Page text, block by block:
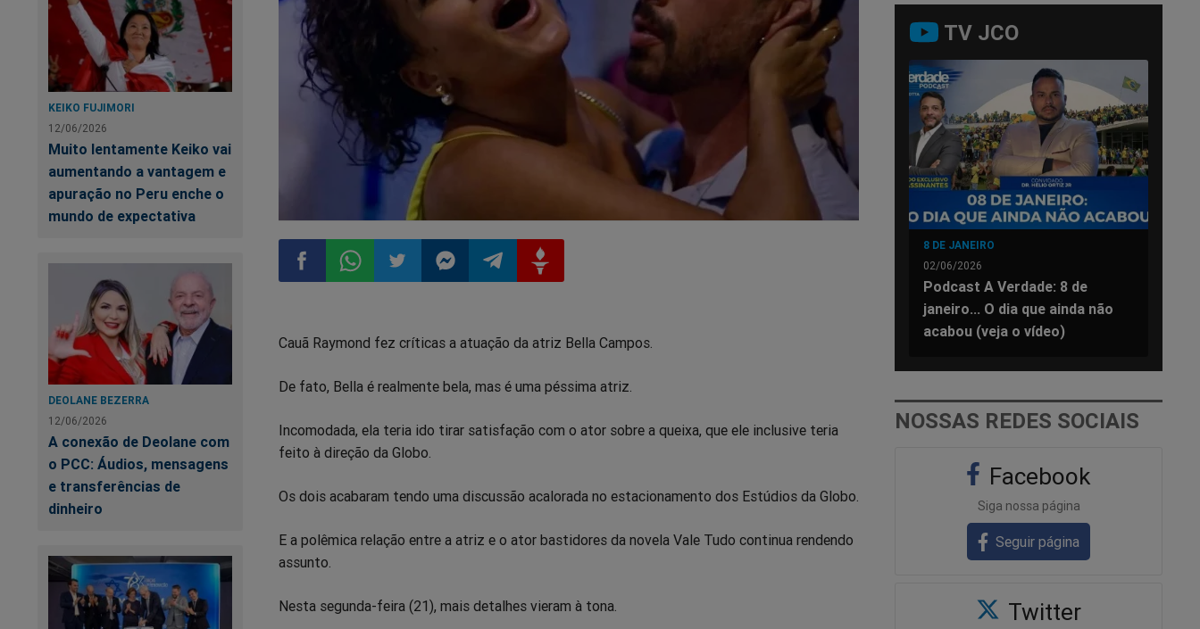
KEIKO FUJIMORI
12/06/2026
Muito lentamente Keiko vai
aumentando a vantagem e
apuração no Peru enche o
mundo de expectativa
DEOLANE BEZERRA
12/06/2026
A conexão de Deolane com
o PCC: Áudios, mensagens
e transferências de
dinheiro
no
Facebook
no
Whatsapp
no
Twitter
no
Messenger
no
Telegram
no
Gettr
Cauã Raymond fez críticas a atuação da atriz Bella Campos.
De fato, Bella é realmente bela, mas é uma péssima atriz.
Incomodada, ela teria ido tirar satisfação com o ator sobre a queixa, que ele inclusive teria
feito à direção da Globo.
Os dois acabaram tendo uma discussão acalorada no estacionamento dos Estúdios da Globo.
E a polêmica relação entre a atriz e o ator bastidores da novela Vale Tudo continua rendendo
assunto.
Nesta segunda-feira (21), mais detalhes vieram à tona.
TV JCO
8 DE JANEIRO
02/06/2026
Podcast A Verdade: 8 de
janeiro... O dia que ainda não
acabou (veja o vídeo)
NOSSAS REDES SOCIAIS
Facebook
Siga nossa página
Seguir página
Twitter